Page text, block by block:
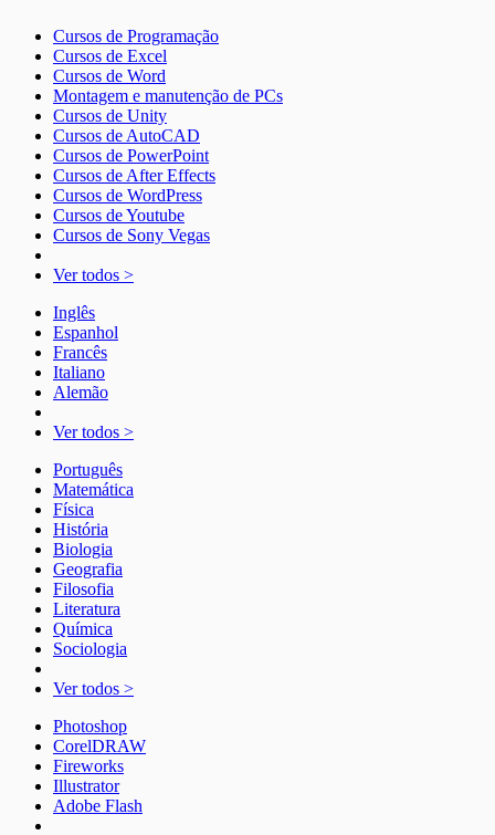
Cursos de Programação
Cursos de Excel
Cursos de Word
Montagem e manutenção de PCs
Cursos de Unity
Cursos de AutoCAD
Cursos de PowerPoint
Cursos de After Effects
Cursos de WordPress
Cursos de Youtube
Cursos de Sony Vegas
Ver todos >
Inglês
Espanhol
Francês
Italiano
Alemão
Ver todos >
Português
Matemática
Física
História
Biologia
Geografia
Filosofia
Literatura
Química
Sociologia
Ver todos >
Photoshop
CorelDRAW
Fireworks
Illustrator
Adobe Flash